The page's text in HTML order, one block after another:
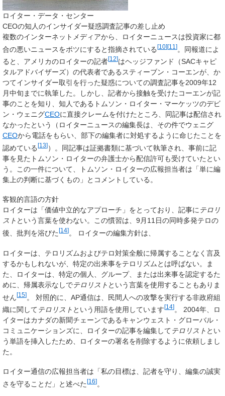
ロイター・データ・センター
CEOの知人のインサイダー疑惑調査記事の差し止め
複数のインターネットメディアから、ロイターニュースは投資家に都
合の悪いニュースをボツにすると指摘されている[10][11 ]。同報道によ
ると、アメリカのロイターの記者[12]はヘッジファンド（SACキャピ
タルアドバイザーズ）の代表者であるスティーブン・コーエンが、か
つてインサイダー取引を行った疑惑についての調査記事を2009年12
月中旬までに執筆した。しかし、記者から接触を受けたコーエンが記
事のことを知り、知人であるトムソン・ロイター・マーケッツのデビ
ン・ウェニグCEOに直接クレームを付けたところ、同記事は配信され
なかったという（ロイターニュースの編集長は、その件でウェニグ
CEOから電話をもらい、部下の編集者に対処するように命じたことを
認めている[13]）。同記事は証拠書類に基づいて執筆され、事前に記
事を見たトムソン・ロイターの弁護士から配信許可も受けていたとい
う。この一件について、トムソン・ロイターの広報担当者は「単に編
集上の判断に基づくもの」とコメントしている。
客観的言語の方針
ロイターは「価値中立的なアプローチ」をとっており、記事にテロリ
スト という言葉を使わない。この慣習は、9月11日の同時多発テロの
後、批判を浴びた [14] 。 ロイターの編集方針は、
ロイターは、テロリズムおよびテロ対策全般に帰属することなく言及
するかもしれないが、特定の出来事をテロリズムとは呼ばない。ま
た、ロイターは、特定の個人、グループ、または出来事を認定するた
めに、帰属表示なしでテロリスト という言葉を使用することもありま
せん[15]。 対照的に、AP通信は、民間人への攻撃を実行する非政府組
織に関してテロリスト という用語を使用しています[14] 。 2004年、ロ
イターはカナダの新聞チェーンであるキャンウェスト・グローバル・
コミュニケーションズに、ロイターの記事を編集してテロリスト とい
う単語を挿入したため、ロイターの署名を削除するように依頼しまし
た。
ロイター通信の広報担当者は「私の目標は、記者を守り、編集の誠実
さを守ることだ」と述べた [16] 。